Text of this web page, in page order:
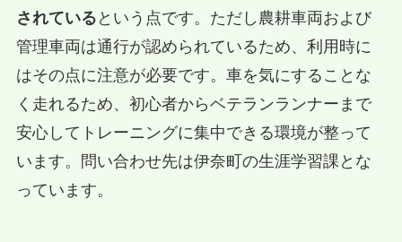
されている という点です。ただし農耕車両および
管理車両は通行が認められているため、利用時に
はその点に注意が必要です。車を気にすることな
く走れるため、初心者からベテランランナーまで
安心してトレーニングに集中できる環境が整って
います。問い合わせ先は伊奈町の生涯学習課とな
っています。